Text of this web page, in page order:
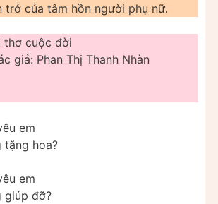
trở của tâm hồn người phụ nữ.
thơ cuộc đời
giả: Phan Thị Thanh Nhàn
em
tặng hoa?
em
giúp đỡ?